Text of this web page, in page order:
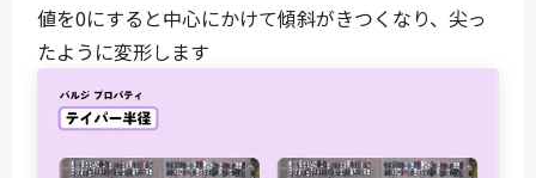
値を0にすると中心にかけて傾斜がきつくなり、尖っ
たように変形します